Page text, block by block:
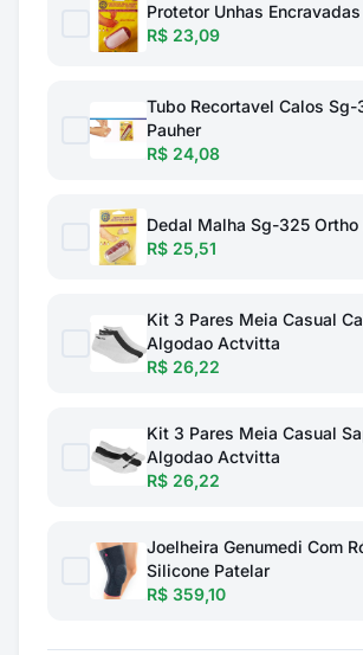
Protetor Unhas
R$ 23,09
Tubo Recortavel Calos
Pauher
R$ 24,08
Dedal Malha Sg-325 Ortho
R$ 25,51
Kit 3 Pares Meia Casual
Algodao Actvitta
R$ 26,22
Kit 3 Pares Meia Casual
Algodao Actvitta
R$ 26,22
Joelheira Genumedi Com
Silicone Patelar
R$ 359,10